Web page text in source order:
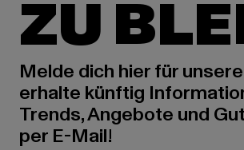
ZU
Melde dich hier für
erhalte künftig
Trends, Angebote und
per E-Mail!